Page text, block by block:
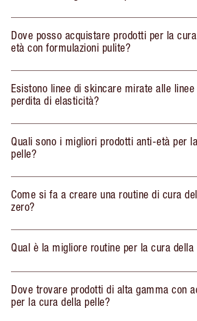
Dove posso acquistare prodotti per la
età con formulazioni pulite?
Esistono linee di skincare mirate alle
perdita di elasticità?
Quali sono i migliori prodotti anti-età per
pelle?
Come si fa a creare una routine di cura
zero?
Qual è la migliore routine per la cura della
Dove trovare prodotti di alta gamma con
per la cura della pelle?